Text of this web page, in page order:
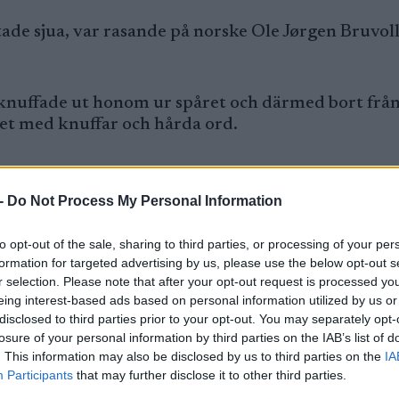
Do Not Process My Personal Information
opt-out of the sale, sharing to third parties, or processing of your
for targeted advertising by us, please use the below opt-out
selection. Please note that after your opt-out request is processed
interest-based ads based on personal information utilized by us
to third parties prior to your opt-out. You may separately
of your personal information by third parties on the IAB’s list of
This information may also be disclosed by us to third parties on the
Participants that may further disclose it to other third parties.
sjua, var rasande på norske Ole Jørgen
ut honom ur spåret och därmed bort
med knuffar och hårda ord.
Han säger att Novak var först och
sig, vilket ledde till kontakten.
ingår, valde att diskvalificera Novak – inte
i målområdet.